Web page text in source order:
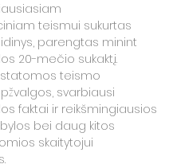
teismui sukurtas
parengtas minint
20-mečio sukaktį.
teismo
svarbiausi
faktai ir reikšmingiausios
bei daug kitos
skaitytojui